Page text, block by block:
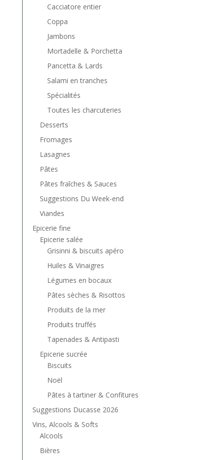
Cacciatore entier
Coppa
Jambons
Mortadelle & Porchetta
Pancetta & Lards
Salami en tranches
Spécialités
Toutes les charcuteries
Desserts
Fromages
Lasagnes
Pâtes
Pâtes fraîches & Sauces
Suggestions Du Week-end
Viandes
Epicerie fine
Epicerie salée
Grisinni & biscuits apéro
Huiles & Vinaigres
Légumes en bocaux
Pâtes sèches & Risottos
Produits de la mer
Produits truffés
Tapenades & Antipasti
Epicerie sucrée
Biscuits
Noël
Pâtes à tartiner & Confitures
Suggestions Ducasse 2026
Vins, Alcools & Softs
Alcools
Bières